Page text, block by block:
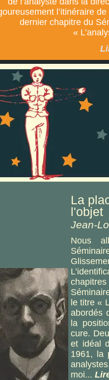
l’itinéraire
dernier chapitre du
«
La
l'objet
Jean-
Nous
le titre «
abordés
la
cure.
et idéal
1961, la
moi...